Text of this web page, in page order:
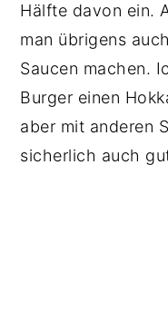
Hälfte davon ein.
man übrigens
Saucen machen.
Burger einen
aber mit anderen
sicherlich auch